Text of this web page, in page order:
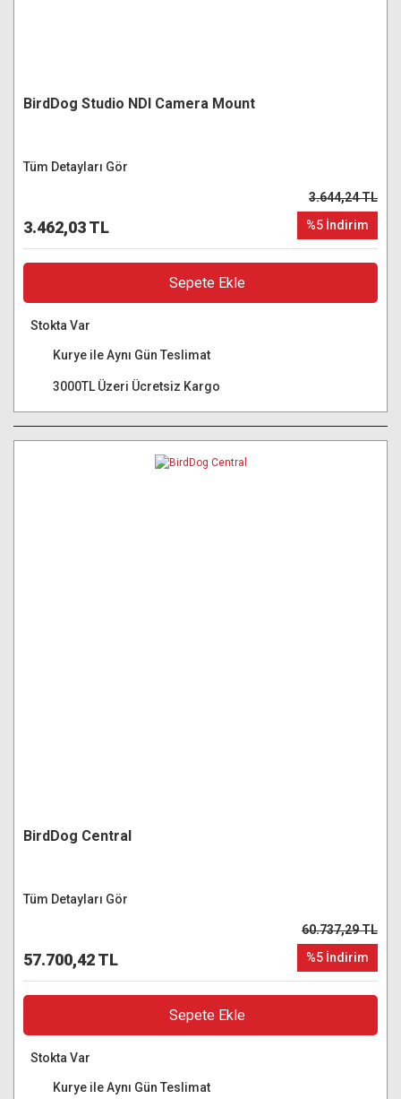
BirdDog Studio NDI Camera Mount
Tüm Detayları Gör
3.462,03 TL
3.644,24 TL
%5 İndirim
Sepete Ekle
Stokta Var
Kurye ile Aynı Gün Teslimat
3000TL Üzeri Ücretsiz Kargo
BirdDog Central
Tüm Detayları Gör
57.700,42 TL
60.737,29 TL
%5 İndirim
Sepete Ekle
Stokta Var
Kurye ile Aynı Gün Teslimat